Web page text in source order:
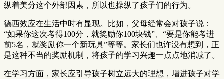
纵着美分这个外部因素，所以也操纵了孩子们的行为。
德西效应在生活中时有显现。比如，父母经常会对孩子说：
“如果你这次考得100分，就奖励你100块钱”、“要是你能考进
前5名，就奖励你一个新玩具”等等。家长们也许没有想到，正
是这种不当的奖励机制，将孩子的学习兴趣一点点地消减了。
在学习方面，家长应引导孩子树立远大的理想，增进孩子对学